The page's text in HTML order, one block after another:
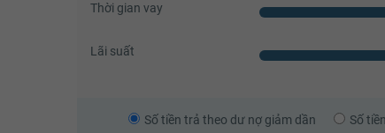
Thời gian vay
Lãi suất
Số tiền trả theo dư nợ giảm dần Số